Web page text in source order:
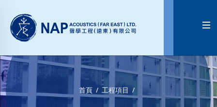

首頁 工程項目